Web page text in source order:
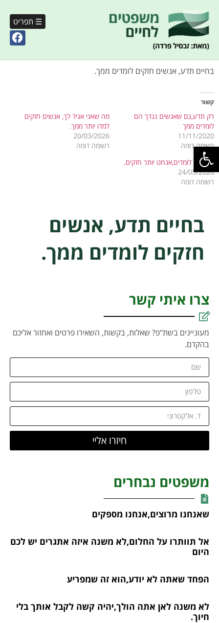
פתח סרגל נגישות
☰ תפריט
בחיים תדע, אנשים חזקים לומדים ממך.
קשור
רק תדע,גם שאנשים נגדך הם
לומדים ממך
11/11/2020
רשומה דומה
מה שאני אגיד לך, אנשים חזקים
למדו יותר ממך.
20/03/2026
רשומה דומה
שאנחנו לומדים,אנחנו יותר חזקים.
24/05/2020
רשומה דומה
בחיים תדע, אנשים
חזקים לומדים ממך.
צרו איתי קשר
מעוניינים בשת"פ? שאלות, בקשות, השאירו פרטים ואחזור אליכם
בהקדם.
חיזרו אליי
משפטים נבחרים
שאנחנו מרוצים,אנחנו מספקים
אל תוותרו על החלום,לא משנה איזה אתגרים יש לכם
היום
הפחד שאתה לא יודע,הוא זה שמפריע
לא משנה לאן אתה הולך,יהיה קשה לקבל אותך בלי
חיוך.